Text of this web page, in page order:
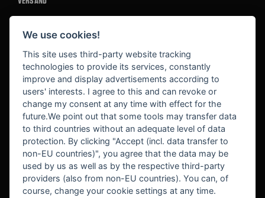
BEKANNT AUS
We use cookies!
This site uses third-party website tracking
technologies to provide its services, constantly
improve and display advertisements according to
users' interests. I agree to this and can revoke or
change my consent at any time with effect for the
future.We point out that some tools may transfer data
to third countries without an adequate level of data
protection. By clicking "Accept (incl. data transfer to
non-EU countries)", you agree that the data may be
used by us as well as by the respective third-party
providers (also from non-EU countries). You can, of
course, change your cookie settings at any time.